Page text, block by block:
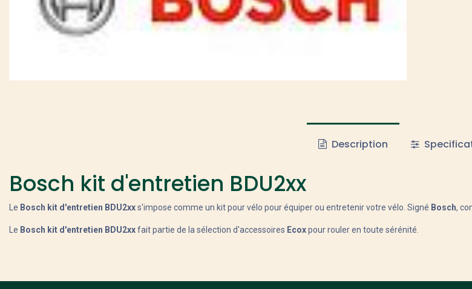
Description
Bosch kit d'entretien BDU2xx
Le Bosch kit d'entretien BDU2xxs'impose comme un kit pour vélo pour équiper ou entretenir votre vélo. Signé Bosch,
Le Bosch kit d'entretien BDU2xxfait partie de la sélection d'accessoires Ecoxpour rouler en toute sérénité.